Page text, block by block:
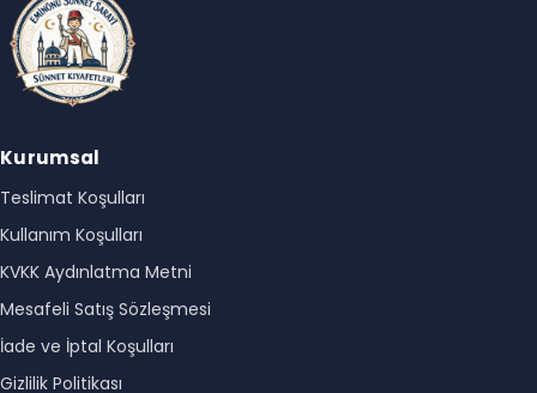
Kurumsal
Teslimat Koşulları
Kullanım Koşulları
KVKK Aydınlatma Metni
Mesafeli Satış Sözleşmesi
İade ve İptal Koşulları
Gizlilik Politikası